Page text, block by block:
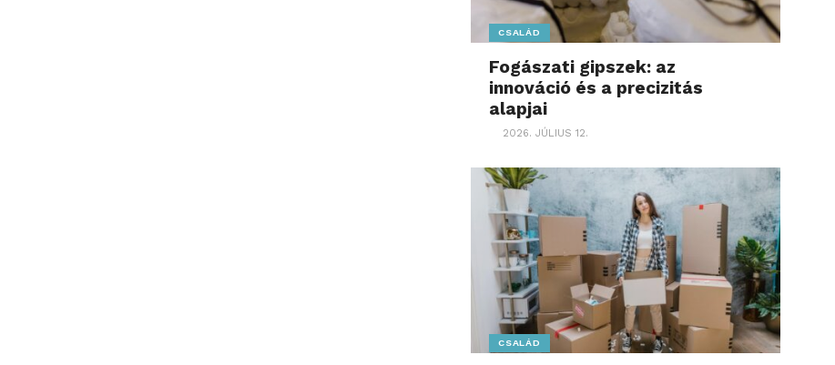
CSALÁD
Fogászati gipszek: az
innováció és a precizitás
alapjai
2026. JÚLIUS 12.
CSALÁD